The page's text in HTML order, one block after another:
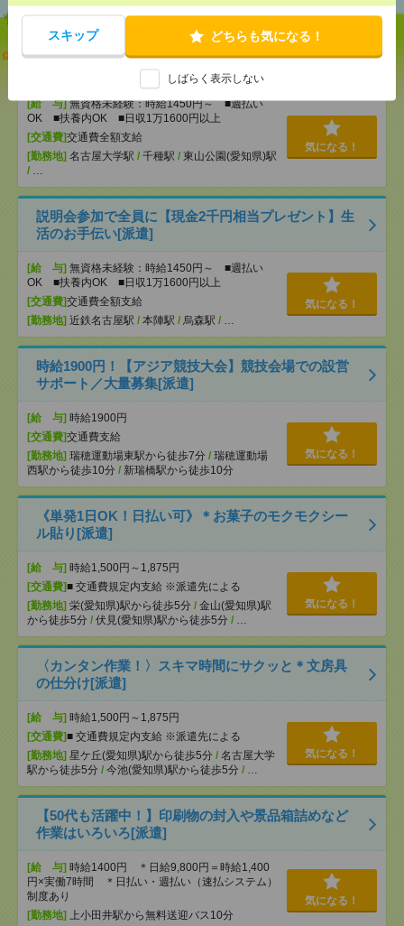
スキップ どちらも気になる！
しばらく表示しない
【オープニング募集】おばあちゃんのお散歩付き添
いも仕事の1つ[派遣]
[給 与]無資格未経験：時給1450円～ ■週払い
OK ■扶養内OK ■日収1万1600円以上
[交通費]交通費全額支給
[勤務地] 名古屋大学駅 / 千種駅 / 東山公園(愛知県)駅
/ …
気になる！
説明会参加で全員に【現金2千円相当プレゼント】生
活のお手伝い[派遣]
[給 与] 無資格未経験：時給1450円～ ■週払い
OK ■扶養内OK ■日収1万1600円以上
[交通費]交通費全額支給
[勤務地] 近鉄名古屋駅 / 本陣駅 / 烏森駅 / …
気になる！
時給1900円！【アジア競技大会】競技会場での設営
サポート／大量募集[派遣]
[給 与] 時給1900円
[交通費]交通費支給
[勤務地] 瑞穂運動場東駅から徒歩7分 / 瑞穂運動場
西駅から徒歩10分 / 新瑞橋駅から徒歩10分
気になる！
《単発1日OK！日払い可》＊お菓子のモクモクシー
ル貼り[派遣]
[給 与] 時給1,500円～1,875円
[交通費]■ 交通費規定内支給 ※派遣先による
[勤務地] 栄(愛知県)駅から徒歩5分 / 金山(愛知県)駅
から徒歩5分 / 伏見(愛知県)駅から徒歩5分 / …
気になる！
〈カンタン作業！〉スキマ時間にサクッと＊文房具
の仕分け[派遣]
[給 与] 時給1,500円～1,875円
[交通費]■ 交通費規定内支給 ※派遣先による
[勤務地] 星ケ丘(愛知県)駅から徒歩5分 / 名古屋大学
駅から徒歩5分 / 今池(愛知県)駅から徒歩5分 / …
気になる！
【50代も活躍中！】印刷物の封入や景品箱詰めなど
作業はいろいろ[派遣]
[給 与] 時給1400円 ＊日給9,800円＝時給1,400
円×実働7時間 ＊日払い・週払い（速払システム）
制度あり
[勤務地] 上小田井駅から無料送迎バス10分
気になる！